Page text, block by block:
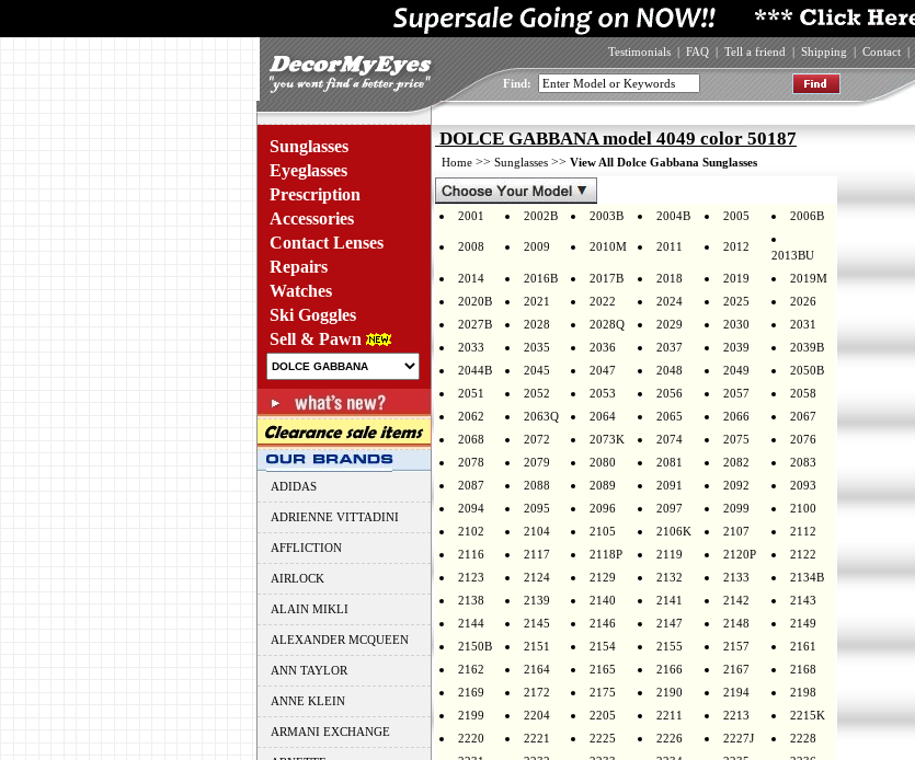
Testimonials | FAQ | Tell a friend | Shipping | Contact |
Find:
Sunglasses
Eyeglasses
Prescription
Accessories
Contact Lenses
Repairs
Watches
Ski Goggles
Sell & Pawn
ADIDAS
ADRIENNE VITTADINI
AFFLICTION
AIRLOCK
ALAIN MIKLI
ALEXANDER MCQUEEN
ANN TAYLOR
ANNE KLEIN
ARMANI EXCHANGE
DOLCE GABBANA model 4049 color 50187
Home >> Sunglasses >> View All Dolce Gabbana Sunglasses
2001 2002B 2003B 2004B 2005 2006B
2008 2009 2010M 2011 2012
2013BU
2014
2016B 2017B 2018 2019
2019M
2020B
2021 2022 2024 2025
2026
2027B
2028 2028Q 2029 2030
2031
2033
2035 2036 2037 2039
2039B
2044B
2045 2047 2048 2049
2050B
2051
2052 2053 2056 2057
2058
2062
2063Q 2064 2065 2066
2067
2068
2072 2073K 2074 2075
2076
2078
2079 2080 2081 2082
2083
2087
2088 2089 2091 2092
2093
2094
2095 2096 2097 2099
2100
2102
2104 2105 2106K 2107
2112
2116
2117 2118P 2119 2120P
2122
2123
2124 2129 2132 2133
2134B
2138
2139 2140 2141 2142
2143
2144
2145 2146 2147 2148
2149
2150B
2151 2154 2155 2157
2161
2162
2164 2165 2166 2167
2168
2169
2172 2175 2190 2194
2198
2199
2204 2205 2211 2213
2215K
2220
2221 2225 2226 2227J
2228